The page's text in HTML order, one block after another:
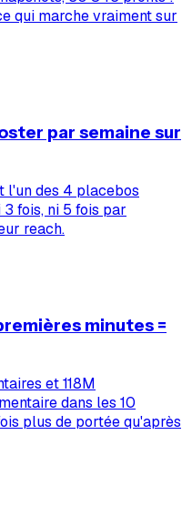
qui marche vraiment sur
par semaine sur
l'un des 4 placebos
fois, ni 5 fois par
reach.
minutes =
et 118M
dans les 10
plus de portée qu'après